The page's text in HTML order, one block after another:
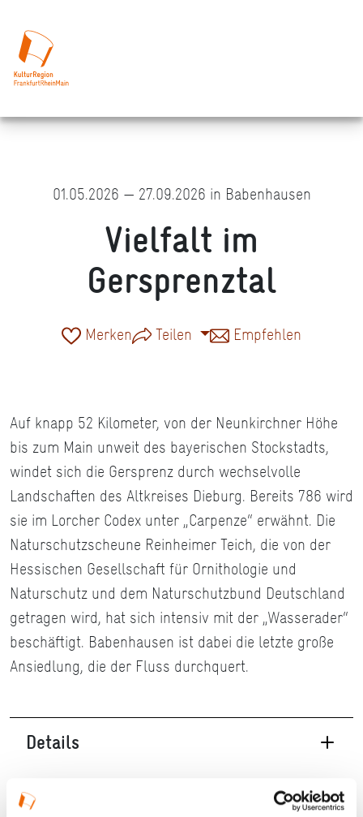
01.05.2026 — 27.09.2026 in Babenhausen
Vielfalt im
Gersprenztal
Merken Teilen Empfehlen
Auf knapp 52 Kilometer, von der Neunkirchner Höhe
bis zum Main unweit des bayerischen Stockstadts,
windet sich die Gersprenz durch wechselvolle
Landschaften des Altkreises Dieburg. Bereits 786 wird
sie im Lorcher Codex unter „Carpenze“ erwähnt. Die
Naturschutzscheune Reinheimer Teich, die von der
Hessischen Gesellschaft für Ornithologie und
Naturschutz und dem Naturschutzbund Deutschland
getragen wird, hat sich intensiv mit der „Wasserader“
beschäftigt. Babenhausen ist dabei die letzte große
Ansiedlung, die der Fluss durchquert.
Details
01.05.2026 — 27.09.2026 in Babenhausen